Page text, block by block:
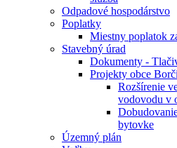
Odpadové hospodárstvo
Poplatky
Miestny poplatok
Stavebný úrad
Dokumenty -
Projekty obce
Rozšírenie
vodovodu v
bytovke
Územný plán